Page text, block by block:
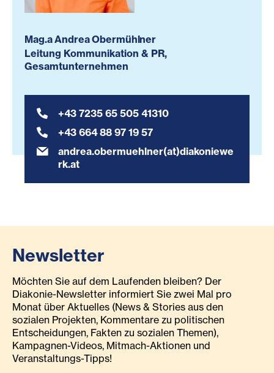
Mag.a Andrea Obermühlner
Leitung Kommunikation & PR,
Gesamtunternehmen
+43 7235 65 505 41310
+43 664 88 97 19 57
andrea.obermuehlner(at)diakoniewe
rk.at
Newsletter
Möchten Sie auf dem Laufenden bleiben? Der
Diakonie-Newsletter informiert Sie zwei Mal pro
Monat über Aktuelles (News & Stories aus den
sozialen Projekten, Kommentare zu politischen
Entscheidungen, Fakten zu sozialen Themen),
Kampagnen-Videos, Mitmach-Aktionen und
Veranstaltungs-Tipps!